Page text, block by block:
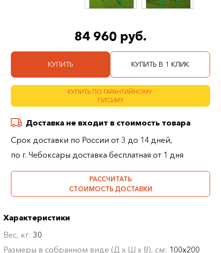
84 960 руб.
КУПИТЬ КУПИТЬ В 1 КЛИК
КУПИТЬ ПО ГАРАНТИЙНОМУ
ПИСЬМУ
Доставка не входит в стоимость товара
Срок доставки по России от 3 до 14 дней,
по г. Чебоксары доставка бесплатная от 1 дня
РАССЧИТАТЬ
СТОИМОСТЬ ДОСТАВКИ
Характеристики
Вес, кг:30
Размеры в собранном виде (Д х Ш х В), см: 100х200